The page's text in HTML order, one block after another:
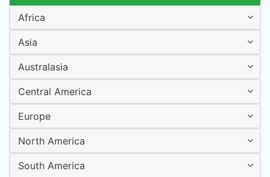
Africa
Asia
Australasia
Central America
Europe
North America
South America